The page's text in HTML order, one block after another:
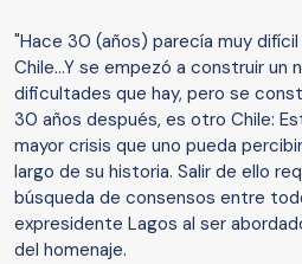
"Hace 30 (años) parecía muy
Chile...Y se empezó a construir un
dificultades que hay, pero se
30 años después, es otro Chile:
mayor crisis que uno pueda
largo de su historia. Salir de ello
búsqueda de consensos entre
expresidente Lagos al ser
del homenaje.